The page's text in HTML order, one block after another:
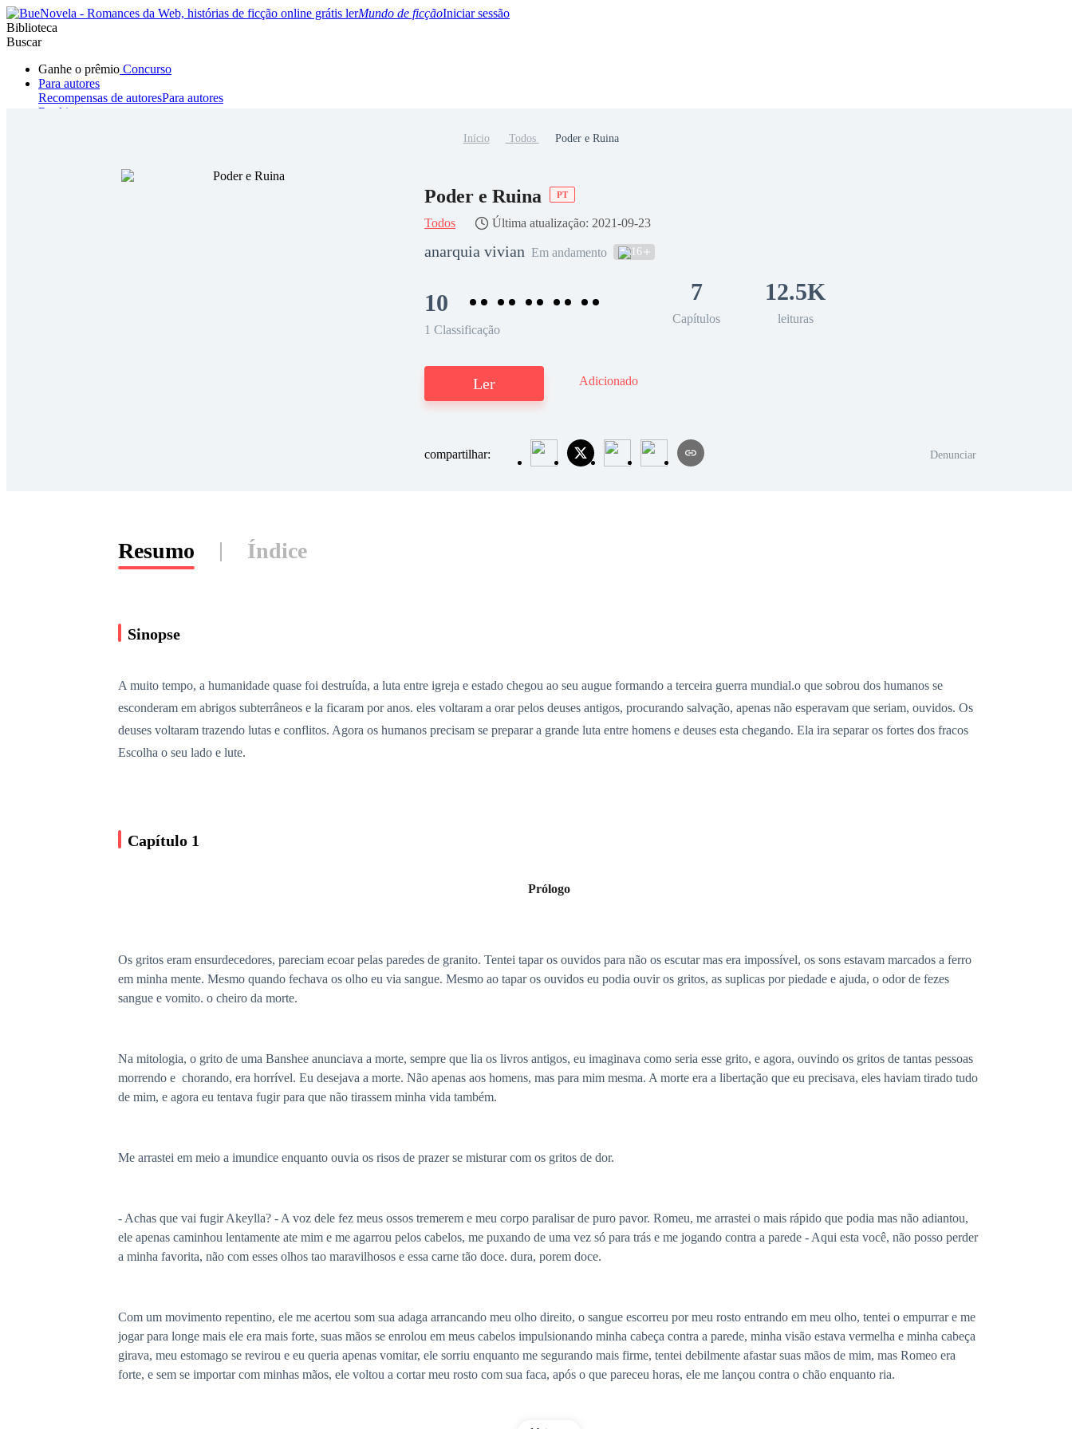
Mundo de ficçãoIniciar sessão
Biblioteca
Buscar
Ganhe o prêmio Concurso
Para autores
Recompensas de autoresPara autores
Ranking
Hombre lobo MafiaSistemaFantasía
Início Todos Poder e Ruina
Poder e Ruina PT
Todos Última atualização: 2021-09-23
anarquia vivian Em andamento 16
10
1 Classificação
7
Capítulos
12.5K
leituras
Ler Adicionado
compartilhar: Denunciar
Resumo Índice
Sinopse
A muito tempo, a humanidade quase foi destruída, a luta entre igreja e estado chegou ao seu augue formando a terceira guerra mundial.o que sobrou dos humanos se
esconderam em abrigos subterrâneos e la ficaram por anos. eles voltaram a orar pelos deuses antigos, procurando salvação, apenas não esperavam que seriam, ouvidos. Os
deuses voltaram trazendo lutas e conflitos. Agora os humanos precisam se preparar a grande luta entre homens e deuses esta chegando. Ela ira separar os fortes dos fracos
Escolha o seu lado e lute.
Capítulo 1
Prólogo
Os gritos eram ensurdecedores, pareciam ecoar pelas paredes de granito. Tentei tapar os ouvidos para não os escutar mas era impossível, os sons estavam marcados a ferro
em minha mente. Mesmo quando fechava os olho eu via sangue. Mesmo ao tapar os ouvidos eu podia ouvir os gritos, as suplicas por piedade e ajuda, o odor de fezes
sangue e vomito. o cheiro da morte.
Na mitologia, o grito de uma Banshee anunciava a morte, sempre que lia os livros antigos, eu imaginava como seria esse grito, e agora, ouvindo os gritos de tantas pessoas
morrendo e chorando, era horrível. Eu desejava a morte. Não apenas aos homens, mas para mim mesma. A morte era a libertação que eu precisava, eles haviam tirado tudo
de mim, e agora eu tentava fugir para que não tirassem minha vida também.
Me arrastei em meio a imundice enquanto ouvia os risos de prazer se misturar com os gritos de dor.
- Achas que vai fugir Akeylla? - A voz dele fez meus ossos tremerem e meu corpo paralisar de puro pavor. Romeu, me arrastei o mais rápido que podia mas não adiantou,
ele apenas caminhou lentamente ate mim e me agarrou pelos cabelos, me puxando de uma vez só para trás e me jogando contra a parede - Aqui esta você, não posso perder
a minha favorita, não com esses olhos tao maravilhosos e essa carne tão doce. dura, porem doce.
Com um movimento repentino, ele me acertou som sua adaga arrancando meu olho direito, o sangue escorreu por meu rosto entrando em meu olho, tentei o empurrar e me
jogar para longe mais ele era mais forte, suas mãos se enrolou em meus cabelos impulsionando minha cabeça contra a parede, minha visão estava vermelha e minha cabeça
girava, meu estomago se revirou e eu queria apenas vomitar, ele sorriu enquanto me segurando mais firme, tentei debilmente afastar suas mãos de mim, mas Romeo era
forte, e sem se importar com minhas mãos, ele voltou a cortar meu rosto com sua faca, após o que pareceu horas, ele me lançou contra o chão enquanto ria.